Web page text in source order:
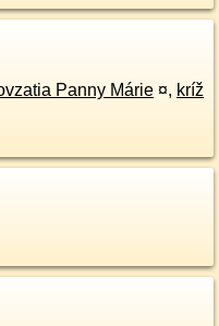
Panny Márie ¤, kríž